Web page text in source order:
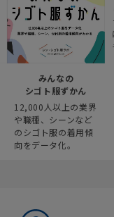
みんなの
シゴト服ずかん
12,000人以上の業界
や職種、シーンなど
のシゴト服の着用傾
向をデータ化。